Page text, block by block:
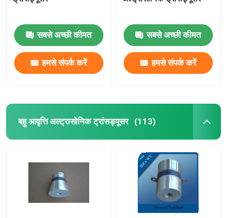
सबसे अच्छी कीमत
हमसे संपर्क करें
सबसे अच्छी कीमत
हमसे संपर्क करें
बहु आवृत्ति अल्ट्रासोनिक ट्रांसड्यूसर (113)